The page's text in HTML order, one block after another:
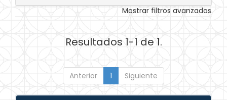
Mostrar filtros avanzados
Resultados 1-1 de 1.
Anterior 1 Siguiente